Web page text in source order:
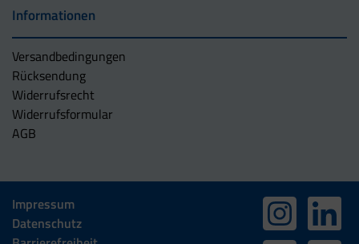
Informationen
Versandbedingungen
Rücksendung
Widerrufsrecht
Widerrufsformular
AGB
Impressum
Datenschutz